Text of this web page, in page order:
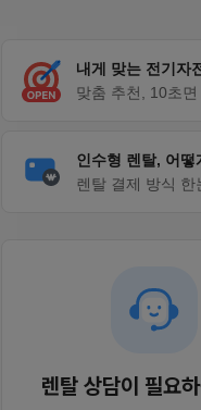
내게 맞는 전기자
맞춤 추천, 10초면
인수형 렌탈, 어떻
렌탈 결제 방식 한
렌탈 상담이 필요